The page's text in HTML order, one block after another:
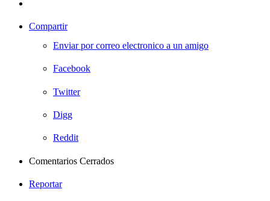
Compartir
Enviar por correo electronico a un amigo
Facebook
Twitter
Digg
Reddit
Comentarios Cerrados
Reportar